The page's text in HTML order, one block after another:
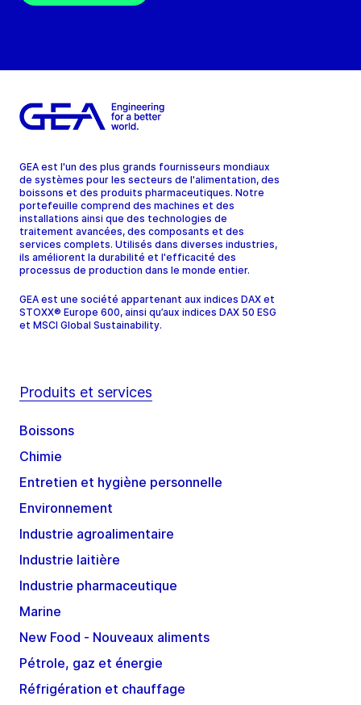
GEA est l'un des plus grands fournisseurs mondiaux
de systèmes pour les secteurs de l'alimentation, des
boissons et des produits pharmaceutiques. Notre
portefeuille comprend des machines et des
installations ainsi que des technologies de
traitement avancées, des composants et des
services complets. Utilisés dans diverses industries,
ils améliorent la durabilité et l'efficacité des
processus de production dans le monde entier.
GEA est une société appartenant aux indices DAX et
STOXX® Europe 600, ainsi qu’aux indices DAX 50 ESG
et MSCI Global Sustainability.
Produits et services
Boissons
Chimie
Entretien et hygiène personnelle
Environnement
Industrie agroalimentaire
Industrie laitière
Industrie pharmaceutique
Marine
New Food - Nouveaux aliments
Pétrole, gaz et énergie
Réfrigération et chauffage